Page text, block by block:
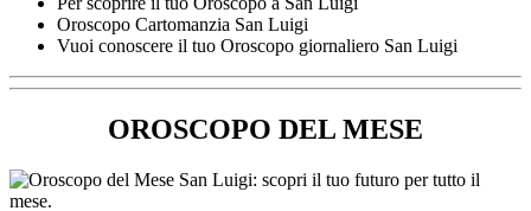
Oroscopo Cartomanzia San Luigi
Vuoi conoscere il tuo Oroscopo giornaliero San Luigi
OROSCOPO DEL MESE